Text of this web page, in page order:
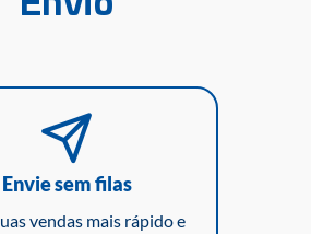
Envie sem filas
vendas mais rápido e